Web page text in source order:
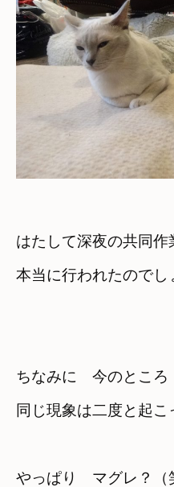
はたして深夜の共同
本当に行われたのでし
ちなみに　今のところ
同じ現象は二度と起こ
やっぱり　マグレ？（